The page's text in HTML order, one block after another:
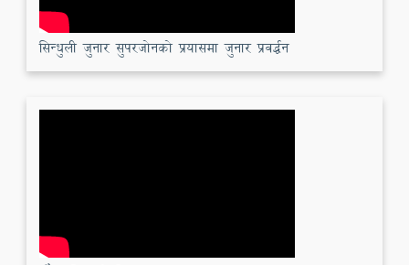
सिन्धुली जुनार सुपरजोनको प्रयासमा जुनार प्रवर्द्धन